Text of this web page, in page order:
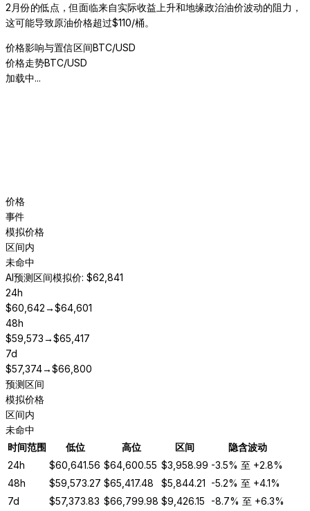
2月份的低点，但面临来自实际收益上升和地缘政治油价波动的阻力，
这可能导致原油价格超过$110/桶。
价格影响与置信区间BTC/USD
价格走势BTC/USD
加载中...
价格
事件
模拟价格
区间内
未命中
AI预测区间模拟价: $62,841
24h
$60,642→$64,601
48h
$59,573→$65,417
7d
$57,374→$66,800
预测区间
模拟价格
区间内
未命中
时间范围
低位 高位 区间
隐含波动
24h
$60,641.56 $64,600.55 $3,958.99 -3.5% 至 +2.8%
48h
$59,573.27 $65,417.48 $5,844.21 -5.2% 至 +4.1%
7d
$57,373.83 $66,799.98 $9,426.15 -8.7% 至 +6.3%